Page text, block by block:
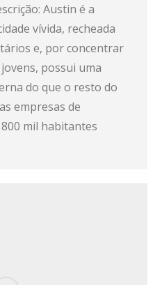
Austin é a
vívida, recheada
e, por concentrar
possui uma
do que o resto do
empresas de
mil habitantes